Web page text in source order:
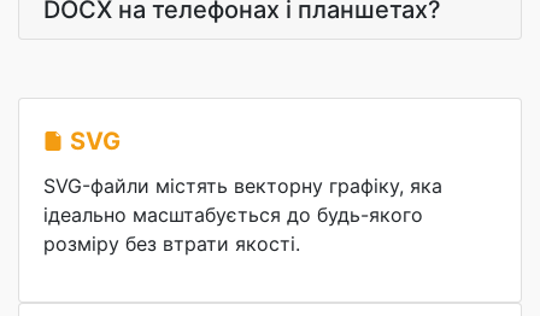
DOCX на телефонах і планшетах?
SVG
SVG-файли містять векторну графіку, яка
ідеально масштабується до будь-якого
розміру без втрати якості.